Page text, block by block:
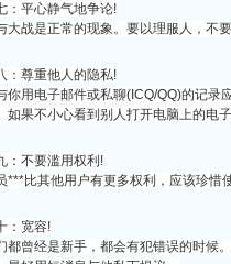
：平心静气地争论!
大战是正常的现象。要以理服人，不
：尊重他人的隐私!
你用电子邮件或私聊(ICQ/QQ)的记录
如果不小心看到别人打开电脑上的电
：不要滥用权利!
***比其他用户有更多权利，应该珍惜
：宽容!
曾经是新手，都会有犯错误的时候